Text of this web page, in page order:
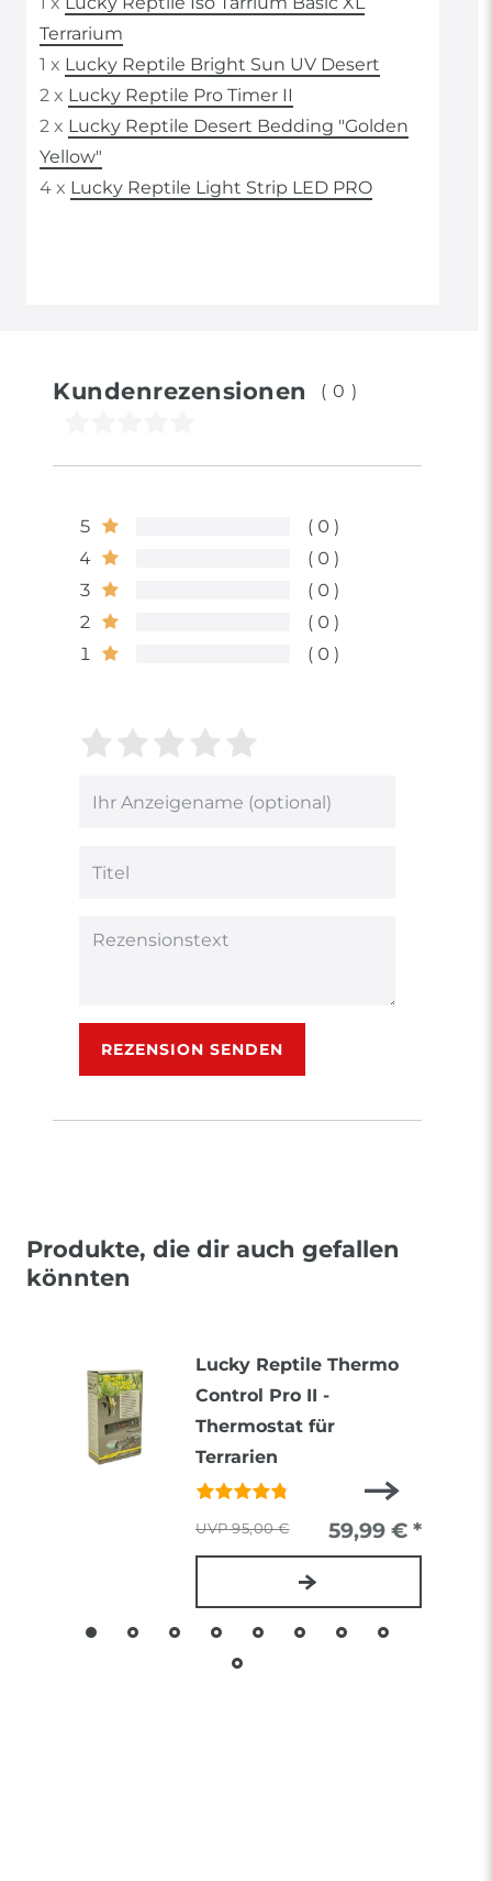
Terrarium
1 x Lucky Reptile Bright Sun UV Desert
2 x Lucky Reptile Pro Timer II
2 x Lucky Reptile Desert Bedding "Golden
Yellow"
4 x Lucky Reptile Light Strip LED PRO
Kundenrezensionen (0)
5
0
4
0
3
0
2
0
1
0
Bewertungssterne
von
4
von
3
2
von
1
von
Bewertungssternen
Anzeigename
Rezensionstext
REZENSION SENDEN
Produkte, die dir auch gefallen
könnten
Lucky Reptile Thermo
Control Pro II -
Thermostat für
Terrarien
95,00 € 59,99 € *